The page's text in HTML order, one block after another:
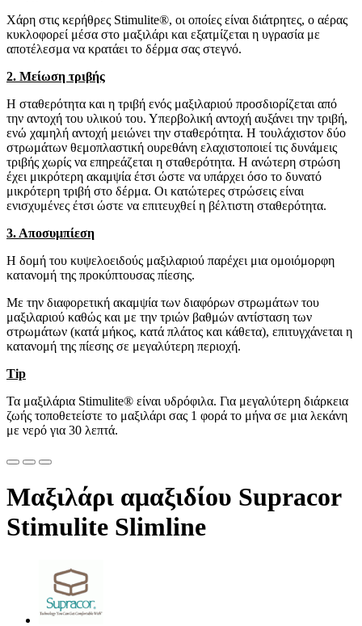
Χάρη στις κερήθρες Stimulite®, οι οποίες είναι διάτρητες, ο αέρας
κυκλοφορεί μέσα στο μαξιλάρι και εξατμίζεται η υγρασία με
αποτέλεσμα να κρατάει το δέρμα σας στεγνό.
2. Μείωση τριβής
Η σταθερότητα και η τριβή ενός μαξιλαριού προσδιορίζεται από
την αντοχή του υλικού του. Υπερβολική αντοχή αυξάνει την τριβή,
ενώ χαμηλή αντοχή μειώνει την σταθερότητα. Η τουλάχιστον δύο
στρωμάτων θεμοπλαστική ουρεθάνη ελαχιστοποιεί τις δυνάμεις
τριβής χωρίς να επηρεάζεται η σταθερότητα. Η ανώτερη στρώση
έχει μικρότερη ακαμψία έτσι ώστε να υπάρχει όσο το δυνατό
μικρότερη τριβή στο δέρμα. Οι κατώτερες στρώσεις είναι
ενισχυμένες έτσι ώστε να επιτευχθεί η βέλτιστη σταθερότητα.
3. Αποσυμπίεση
Η δομή του κυψελοειδούς μαξιλαριού παρέχει μια ομοιόμορφη
κατανομή της προκύπτουσας πίεσης.
Με την διαφορετική ακαμψία των διαφόρων στρωμάτων του
μαξιλαριού καθώς και με την τριών βαθμών αντίσταση των
στρωμάτων (κατά μήκος, κατά πλάτος και κάθετα), επιτυγχάνεται η
κατανομή της πίεσης σε μεγαλύτερη περιοχή.
Tip
Τα μαξιλάρια Stimulite® είναι υδρόφιλα. Για μεγαλύτερη διάρκεια
ζωής τοποθετείστε το μαξιλάρι σας 1 φορά το μήνα σε μια λεκάνη
με νερό για 30 λεπτά.
Μαξιλάρι αμαξιδίου Supracor
Stimulite Slimline